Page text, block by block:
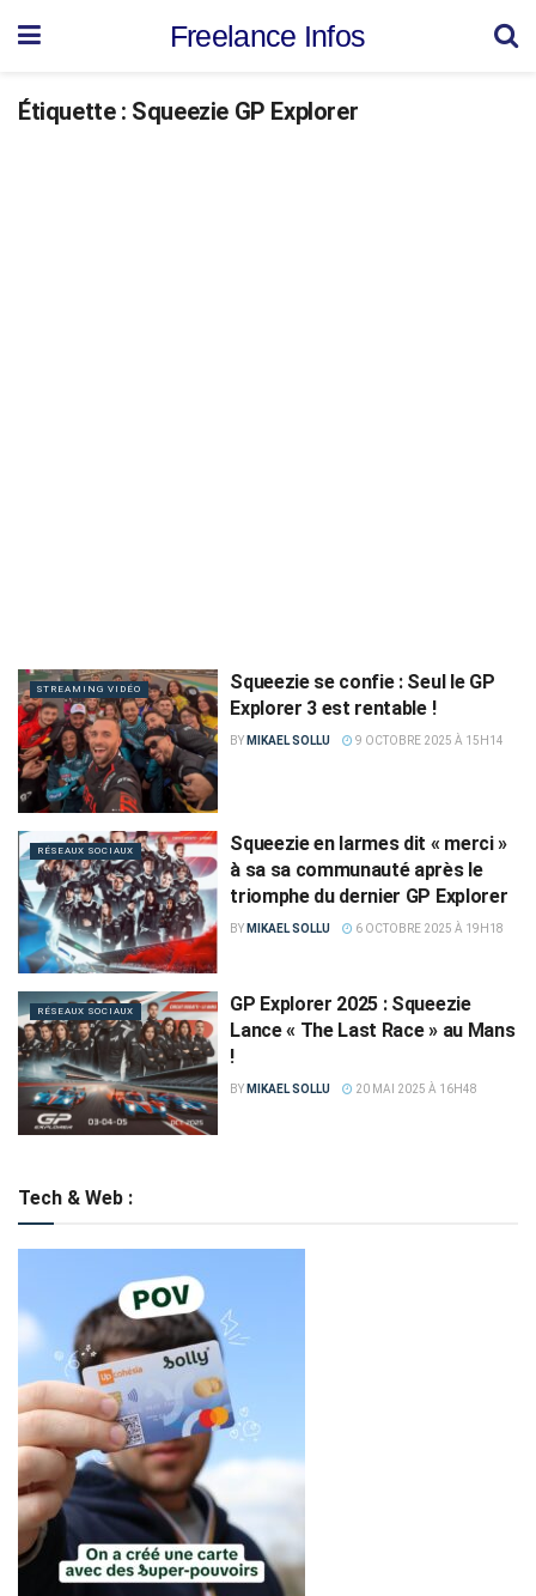
Freelance Infos
Étiquette : Squeezie GP Explorer
STREAMING VIDÉO
Squeezie se confie : Seul le GP
Explorer 3 est rentable !
BY MIKAEL SOLLU 9 OCTOBRE 2025 À 15H14
RÉSEAUX SOCIAUX
Squeezie en larmes dit « merci »
à sa sa communauté après le
triomphe du dernier GP Explorer
BY MIKAEL SOLLU 6 OCTOBRE 2025 À 19H18
RÉSEAUX SOCIAUX
GP Explorer 2025 : Squeezie
Lance « The Last Race » au Mans
!
BY MIKAEL SOLLU 20 MAI 2025 À 16H48
Tech & Web :